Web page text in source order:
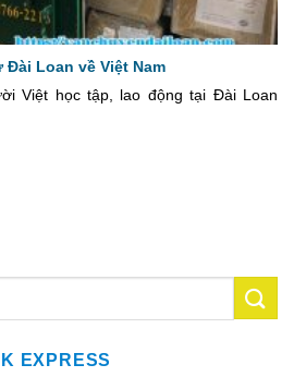
Loan về Việt Nam
Việt học tập, lao động tại Đài Loan
EXPRESS